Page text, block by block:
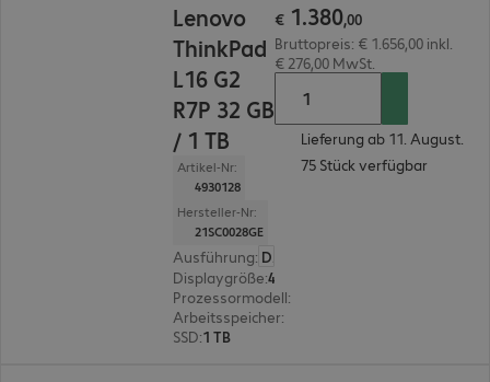
Lenovo
ThinkPad
L16 G2
R7P 32 GB
/ 1 TB
Artikel-Nr:
4930128
Hersteller-Nr:
21SC0028GE
Ausführung:
Displaygröße:
Prozessormodell:
Arbeitsspeicher:
SSD:1 TB
€ 1.380,00
Bruttopreis: € 1.656,00 inkl.
€ 276,00 MwSt.
Lieferung ab 11. August.
75 Stück verfügbar